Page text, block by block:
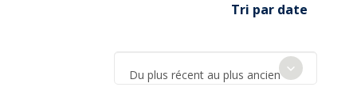
Tri par date
Du plus récent au plus ancien